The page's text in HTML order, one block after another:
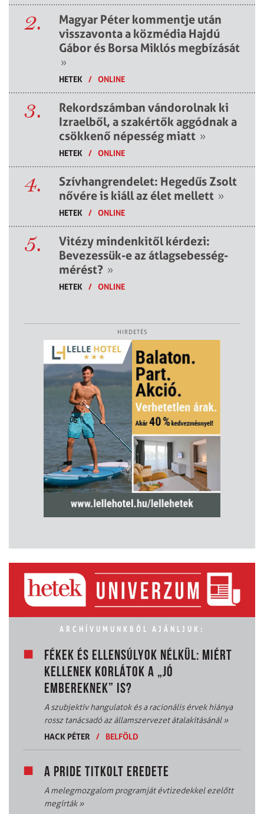
2.
Magyar Péter kommentje után
visszavonta a közmédia Hajdú
Gábor és Borsa Miklós megbízását
»
HETEK / ONLINE
3.
Rekordszámban vándorolnak ki
Izraelből, a szakértők aggódnak a
csökkenő népesség miatt »
HETEK / ONLINE
4.
Szívhangrendelet: Hegedűs Zsolt
nővére is kiáll az élet mellett »
HETEK / ONLINE
5.
Vitézy mindenkitől kérdezi:
Bevezessük-e az átlagsebesség-
mérést? »
HETEK / ONLINE
HIRDETÉS
ARCHÍVUMUNKBÓL AJÁNLJUK:
FÉKEK ÉS ELLENSÚLYOK NÉLKÜL: MIÉRT
KELLENEK KORLÁTOK A „JÓ
EMBEREKNEK” IS?
A szubjektív hangulatok és a racionális érvek hiánya
rossz tanácsadó az államszervezet átalakításánál»
HACK PÉTER
/ BELFÖLD
A PRIDE TITKOLT EREDETE
A melegmozgalom programját évtizedekkel ezelőtt
megírták»